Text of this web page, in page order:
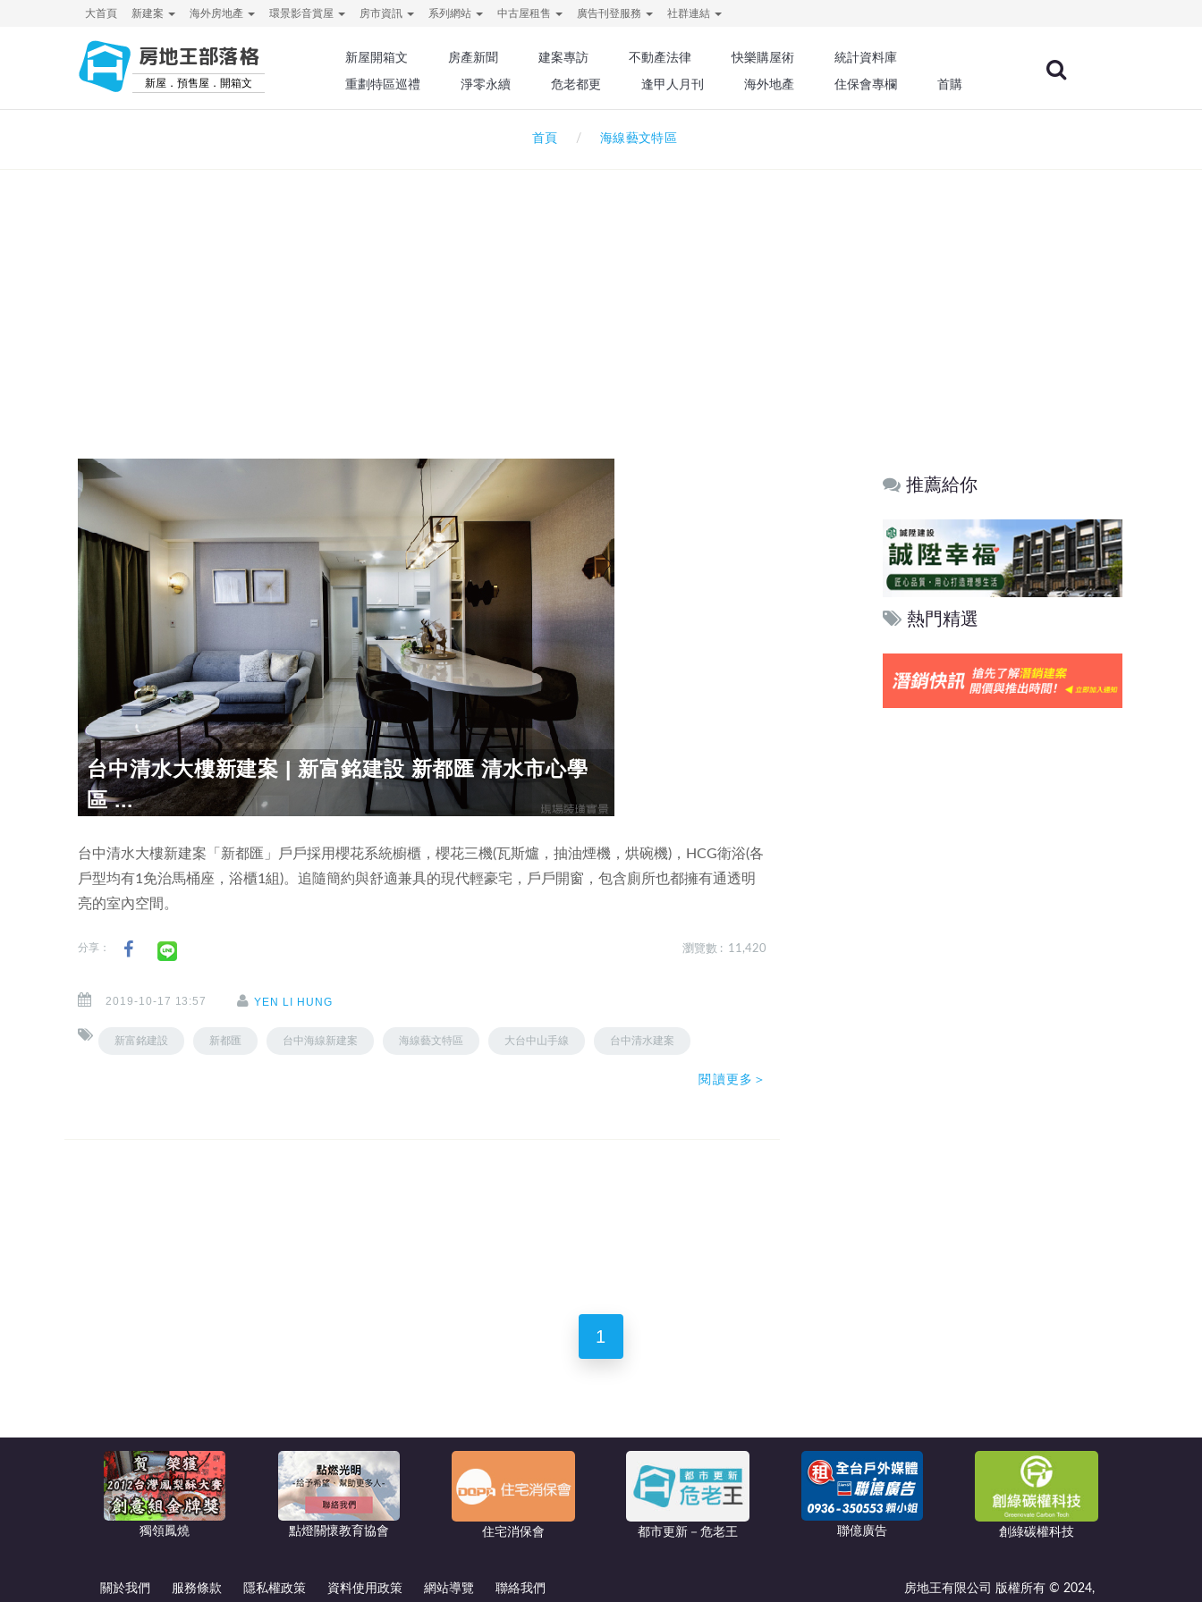
大首頁 新建案 海外房地產 環景影音賞屋 房市資訊 系列網站 中古屋租售 廣告刊登服務 社群連結
房地王部落格
新屋．預售屋．開箱文
新屋開箱文 房產新聞 建案專訪 不動產法律 快樂購屋術
統計資料庫
重劃特區巡禮
淨零永續 危老都更 逢甲人月刊 海外地產 住保會專欄 首購
首頁 海線藝文特區
台中清水大樓新建案 | 新富銘建設 新都匯 清水市心學
區 ...
台中清水大樓新建案「新都匯」戶戶採用櫻花系統櫥櫃，櫻花三機(瓦斯爐，抽油煙機，烘碗機)，HCG衛浴(各
戶型均有1免治馬桶座，浴櫃1組)。追隨簡約與舒適兼具的現代輕豪宅，戶戶開窗，包含廁所也都擁有通透明
亮的室內空間。
分享： 瀏覽數 : 11,420
2019-10-17 13:57 YEN LI HUNG
新富銘建設 新都匯 台中海線新建案 海線藝文特區 大台中山手線 台中清水建案
閱讀更多＞
推薦給你
熱門精選
1
獨領鳳燒 點燈關懷教育協會 住宅消保會 都市更新－危老王 聯億廣告 創綠碳權科技
關於我們 服務條款 隱私權政策 資料使用政策 網站導覽 聯絡我們 房地王有限公司 版權所有 © 2024,